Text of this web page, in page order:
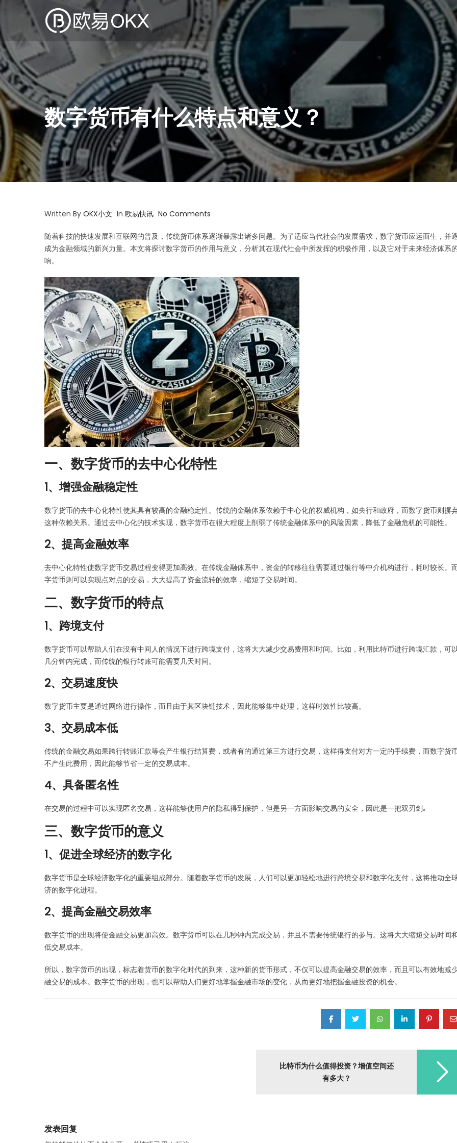
数字货币有什么特点和意义？
Written By OKX小文 In 欧易快讯 No Comments
随着科技的快速发展和互联网的普及，传统货币体系逐渐暴露出诸多问题。为了适应当代社会的发展需求，数字货币应运而生，并
成为金融领域的新兴力量。本文将探讨数字货币的作用与意义，分析其在现代社会中所发挥的积极作用，以及它对于未来经济体系
响。
一、数字货币的去中心化特性
1、增强金融稳定性
数字货币的去中心化特性使其具有较高的金融稳定性。传统的金融体系依赖于中心化的权威机构，如央行和政府，而数字货币则摒
这种依赖关系。通过去中心化的技术实现，数字货币在很大程度上削弱了传统金融体系中的风险因素，降低了金融危机的可能性。
2、提高金融效率
去中心化特性使数字货币交易过程变得更加高效。在传统金融体系中，资金的转移往往需要通过银行等中介机构进行，耗时较长。
字货币则可以实现点对点的交易，大大提高了资金流转的效率，缩短了交易时间。
二、数字货币的特点
1、跨境支付
数字货币可以帮助人们在没有中间人的情况下进行跨境支付，这将大大减少交易费用和时间。比如，利用比特币进行跨境汇款，可
几分钟内完成，而传统的银行转账可能需要几天时间。
2、交易速度快
数字货币主要是通过网络进行操作，而且由于其区块链技术，因此能够集中处理，这样时效性比较高。
3、交易成本低
传统的金融交易如果跨行转账汇款等会产生银行结算费，或者有的通过第三方进行交易，这样得支付对方一定的手续费，而数字货
不产生此费用，因此能够节省一定的交易成本。
4、具备匿名性
在交易的过程中可以实现匿名交易，这样能够使用户的隐私得到保护，但是另一方面影响交易的安全，因此是一把双刃剑｡
三、数字货币的意义
1、促进全球经济的数字化
数字货币是全球经济数字化的重要组成部分。随着数字货币的发展，人们可以更加轻松地进行跨境交易和数字化支付，这将推动全
济的数字化进程。
2、提高金融交易效率
数字货币的出现将使金融交易更加高效。数字货币可以在几秒钟内完成交易，并且不需要传统银行的参与。这将大大缩短交易时间
低交易成本。
所以，数字货币的出现，标志着货币的数字化时代的到来，这种新的货币形式，不仅可以提高金融交易的效率，而且可以有效地减
融交易的成本。数字货币的出现，也可以帮助人们更好地掌握金融市场的变化，从而更好地把握金融投资的机会。
比特币为什么值得投资？增值空间还
有多大？
发表回复